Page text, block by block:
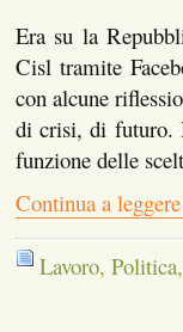
Era su la
Cisl tramite
con alcune
di crisi, di futuro.
funzione delle
Continua a
Lavoro, Politica,